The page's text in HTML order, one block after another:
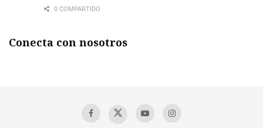
0 COMPARTIDO
Conecta con nosotros